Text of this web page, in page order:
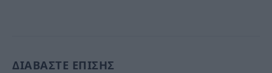
ΔΙΑΒΑΣΤΕ ΕΠΙΣΗΣ